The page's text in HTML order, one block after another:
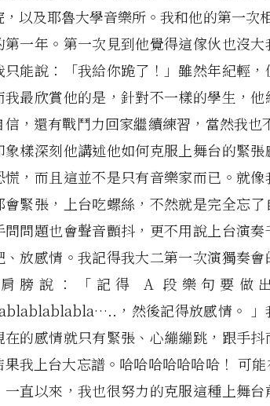
，以及耶魯大學音樂所。我和他的第一次
第一年。第一次見到他覺得這傢伙也沒大
只能說：「我給你跪了！」雖然年紀輕
我最欣賞他的是，針對不一樣的學生，
信，還有戰鬥力回家繼續練習，當然我也
象樣深刻他講述他如何克服上舞台的緊
慌，而且這並不是只有音樂家而已。就
會緊張，上台吃螺絲，不然就是完全忘
問問題也會聲音顫抖，更不用說上台演
、放感情。我記得我大二第一次演獨奏
膀說：「記得 A 段樂句要做
，然後記得放感情。 」
在的感情就只有緊張、心繃繃跳，跟手
果我上台大忘譜。哈哈哈哈哈哈哈！ 可
一直以來，我也很努力的克服這種上舞